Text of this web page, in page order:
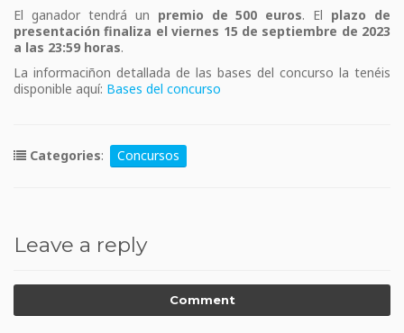
El ganador tendrá un premio de 500 euros. El plazo de
presentación finaliza el viernes 15 de septiembre de 2023
a las 23:59 horas.
La informaciñon detallada de las bases del concurso la tenéis
disponible aquí: Bases del concurso
Categories: Concursos
Leave a reply
Comment